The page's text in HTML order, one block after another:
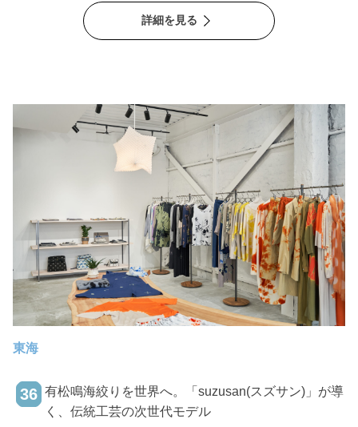
開を経て、今、彼らが見据えるのは、ブランドの本質を伝える地
域共創とローカライズによるグローバル化です。
詳細を見る
東海
36 有松鳴海絞りを世界へ。「suzusan(スズサン)」が導
く、伝統工芸の次世代モデル